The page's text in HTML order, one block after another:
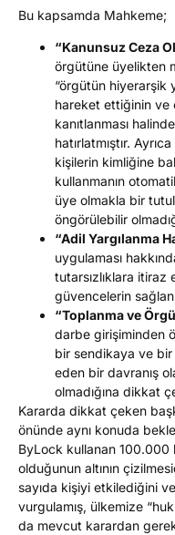
Bu kapsamda Mahkeme;
“Kanunsuz Ceza
örgütüne üyelikten
“örgütün hiyerarşik
hareket ettiğinin ve
kanıtlanması
hatırlatmıştır.
kişilerin kimliğine
kullanmanın
üye olmakla bir
öngörülebilir
“Adil Yargılanma
uygulaması
tutarsızlıklara
güvencelerin
“Toplanma ve
darbe girişiminden
bir sendikaya ve bir
eden bir davranış
olmadığına dikkat
Kararda dikkat çeken
önünde aynı konuda
ByLock kullanan
olduğunun altının
sayıda kişiyi etkilediğini
vurgulamış, ülkemize
da mevcut karardan